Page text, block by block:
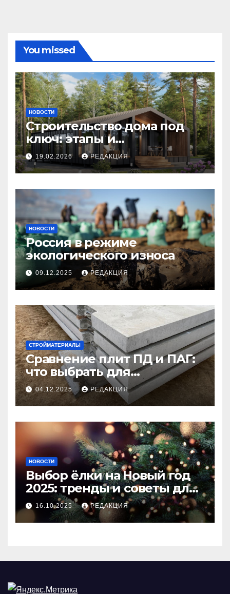
You missed
НОВОСТИ
Строительство дома под
ключ: этапы и
планирование бюджета
19.02.2026 РЕДАКЦИЯ
НОВОСТИ
Россия в режиме
экологического износа
09.12.2025 РЕДАКЦИЯ
СТРОЙМАТЕРИАЛЫ
Сравнение плит ПД и ПАГ:
что выбрать для
долговечного и прочного
покрытия
04.12.2025 РЕДАКЦИЯ
НОВОСТИ
Выбор ёлки на Новый год
2025: тренды и советы для
идеального праздника
16.10.2025 РЕДАКЦИЯ